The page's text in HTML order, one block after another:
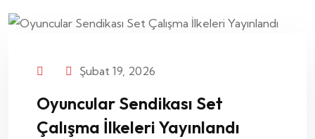
Şubat 19, 2026
Oyuncular Sendikası Set
Çalışma İlkeleri Yayınlandı